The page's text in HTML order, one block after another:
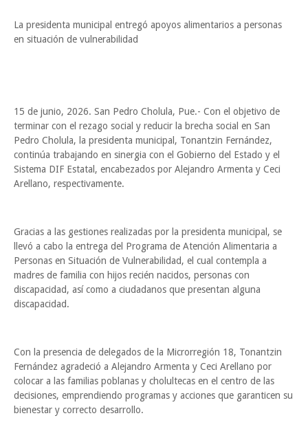
La presidenta municipal entregó apoyos alimentarios a personas
en situación de vulnerabilidad
15 de junio, 2026. San Pedro Cholula, Pue.- Con el objetivo de
terminar con el rezago social y reducir la brecha social en San
Pedro Cholula, la presidenta municipal, Tonantzin Fernández,
continúa trabajando en sinergia con el Gobierno del Estado y el
Sistema DIF Estatal, encabezados por Alejandro Armenta y Ceci
Arellano, respectivamente.
Gracias a las gestiones realizadas por la presidenta municipal, se
llevó a cabo la entrega del Programa de Atención Alimentaria a
Personas en Situación de Vulnerabilidad, el cual contempla a
madres de familia con hijos recién nacidos, personas con
discapacidad, así como a ciudadanos que presentan alguna
discapacidad.
Con la presencia de delegados de la Microrregión 18, Tonantzin
Fernández agradeció a Alejandro Armenta y Ceci Arellano por
colocar a las familias poblanas y cholultecas en el centro de las
decisiones, emprendiendo programas y acciones que garanticen su
bienestar y correcto desarrollo.